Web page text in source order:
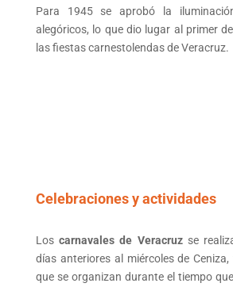
Para 1945 se aprobó la
alegóricos, lo que dio lugar al primer
las fiestas carnestolendas de Veracruz.
Celebraciones y actividades
Loscarnavales de Veracruzse
días anteriores al miércoles de
que se organizan durante el tiempo